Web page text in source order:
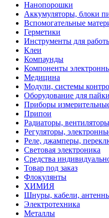
Нанопорошки
Аккумуляторы, блоки
Вспомогательные
Герметики
Инструменты для
Клеи
Компаунды
Компоненты
Медицина
Модули, системы
Оборудование для пайки
Приборы
Припои
Радиаторы,
Регуляторы,
Реле, джамперы,
Световая электроника
Средства
Товар под заказ
Флокулянты
ХИМИЯ
Шнуры, кабели,
Электротехника
Металлы